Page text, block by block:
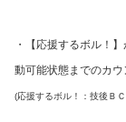
・【応援するボル！
動可能状態までのカウ
(応援するボル！：技後Ｂ